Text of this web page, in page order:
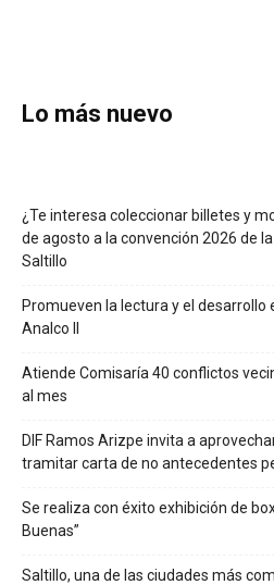
Lo más nuevo
¿Te interesa coleccionar billetes y
de agosto a la convención 2026 de
Saltillo
Promueven la lectura y el desarrollo
Analco II
Atiende Comisaría 40 conflictos
al mes
DIF Ramos Arizpe invita a
tramitar carta de no antecedentes
Se realiza con éxito exhibición de
Buenas”
Saltillo, una de las ciudades más